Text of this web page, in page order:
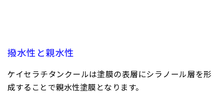
撥水性と親水性
ケイセラチタンクールは塗膜の表層にシラノール層を形
成することで親水性塗膜となります。